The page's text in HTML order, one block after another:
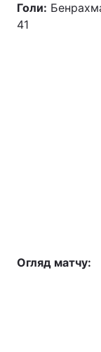
Голи:
41
Огляд матчу: